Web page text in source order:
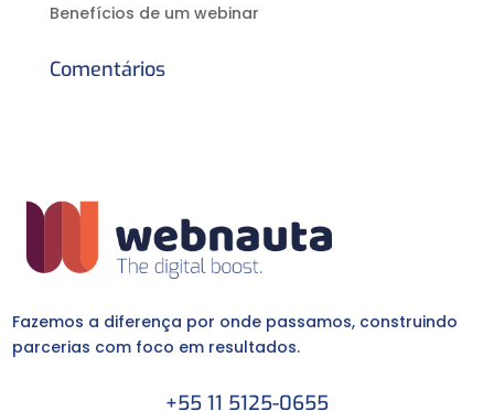
Benefícios de um webinar
Comentários
Fazemos a diferença por onde passamos, construindo
parcerias com foco em resultados.
+55 11 5125-0655